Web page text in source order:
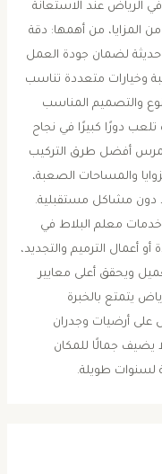
الرياض عند الاستعانة
من أهمها: دقة
حديثة لضمان جودة العمل
وخيارات متعددة تناسب
والتصميم المناسب
تلعب دورًا كبيرًا في نجاح
أفضل طرق التركيب
والمساحات الصعبة،
دون مشاكل مستقبلية.
خدمات معلم البلاط في
أعمال الترميم والتجديد،
ويحقق أعلى معايير
يتمتع بالخبرة
على أرضيات وجدران
يضيف جمالًا للمكان
لسنوات طويلة.